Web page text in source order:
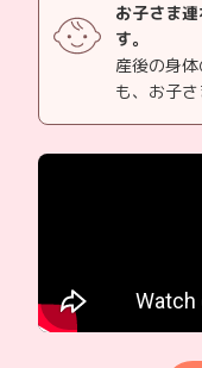
お子さま
す。
産後の身
も、お子さ